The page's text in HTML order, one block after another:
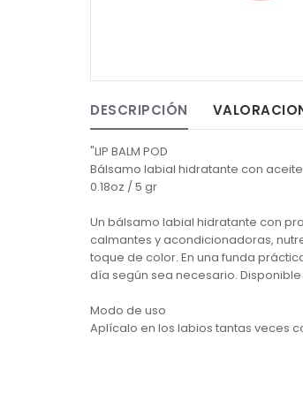
DESCRIPCIÓN
"LIP BALM POD
Bálsamo labial hidratante con
0.18oz / 5 gr
Un bálsamo labial hidratante con
calmantes y acondicionadoras,
toque de color. En una funda
día según sea necesario.
Modo de uso
Aplícalo en los labios tantas veces